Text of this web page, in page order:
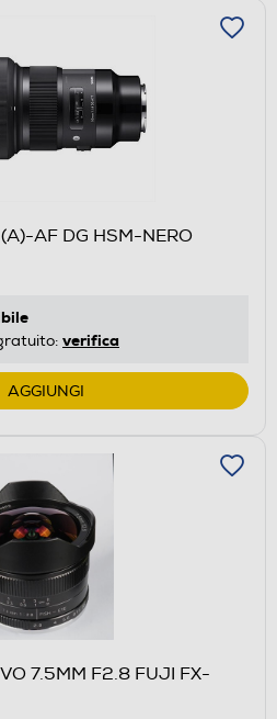
AF DG HSM-NERO
verifica
AGGIUNGI
7.5MM F2.8 FUJI FX-